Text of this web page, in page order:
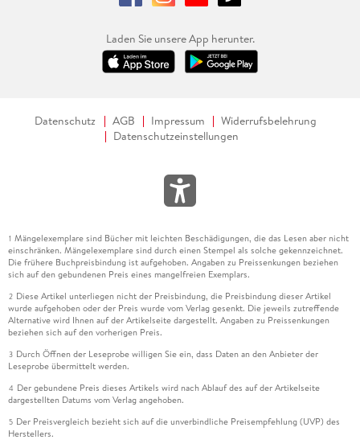
Laden Sie unsere App herunter.
Datenschutz AGB Impressum
Widerrufsbelehrung
Datenschutzeinstellungen
1 Mängelexemplare sind Bücher mit leichten Beschädigungen, die das Lesen aber nicht
einschränken. Mängelexemplare sind durch einen Stempel als solche gekennzeichnet.
Die frühere Buchpreisbindung ist aufgehoben. Angaben zu Preissenkungen beziehen
sich auf den gebundenen Preis eines mangelfreien Exemplars.
2 Diese Artikel unterliegen nicht der Preisbindung, die Preisbindung dieser Artikel
wurde aufgehoben oder der Preis wurde vom Verlag gesenkt. Die jeweils zutreffende
Alternative wird Ihnen auf der Artikelseite dargestellt. Angaben zu Preissenkungen
beziehen sich auf den vorherigen Preis.
3 Durch Öffnen der Leseprobe willigen Sie ein, dass Daten an den Anbieter der
Leseprobe übermittelt werden.
4 Der gebundene Preis dieses Artikels wird nach Ablauf des auf der Artikelseite
dargestellten Datums vom Verlag angehoben.
5 Der Preisvergleich bezieht sich auf die unverbindliche Preisempfehlung (UVP) des
Herstellers.